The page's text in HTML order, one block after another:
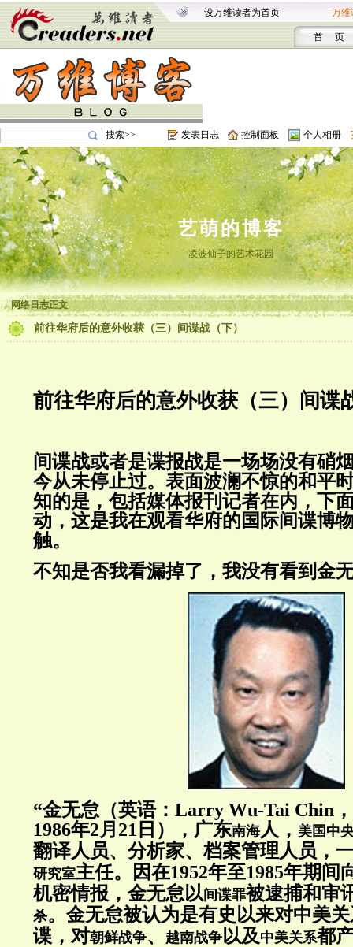
设万维读者为首页 万维
首 页
搜索>> 发表日志 控制面板 个人相册
艺萌的博客
凌波仙子的艺术花园
网络日志正文
前往华府后的意外收获（三）间谍战（下）
前往华府后的意外收获（三）间谍
间谍战或者是谍报战是一场场没有硝
今从未停止过。表面波澜不惊的和平
知的是，包括媒体报刊记者在内，下
动，这是我在观看华府的国际间谍博
触。
不知是否我看漏掉了，我没有看到金
“金无怠（英语： Larry Wu-Tai Chin ，
1986年2月 21 日），广东南海 人， 美国 中
翻译人员、分析家、档案管理人员，
研究室主任。因在1952年至1985年期间
机密情报，金无怠以间谍罪被逮捕和审
杀。金无怠被认为是有史以来对中美
谍，对朝鲜战争、 越南战争以及 中美关系都